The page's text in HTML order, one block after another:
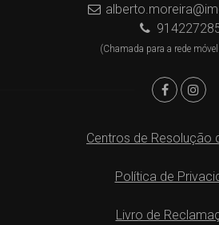
(Chamada para a rede
Centros de Resolução
Política de
Livro de